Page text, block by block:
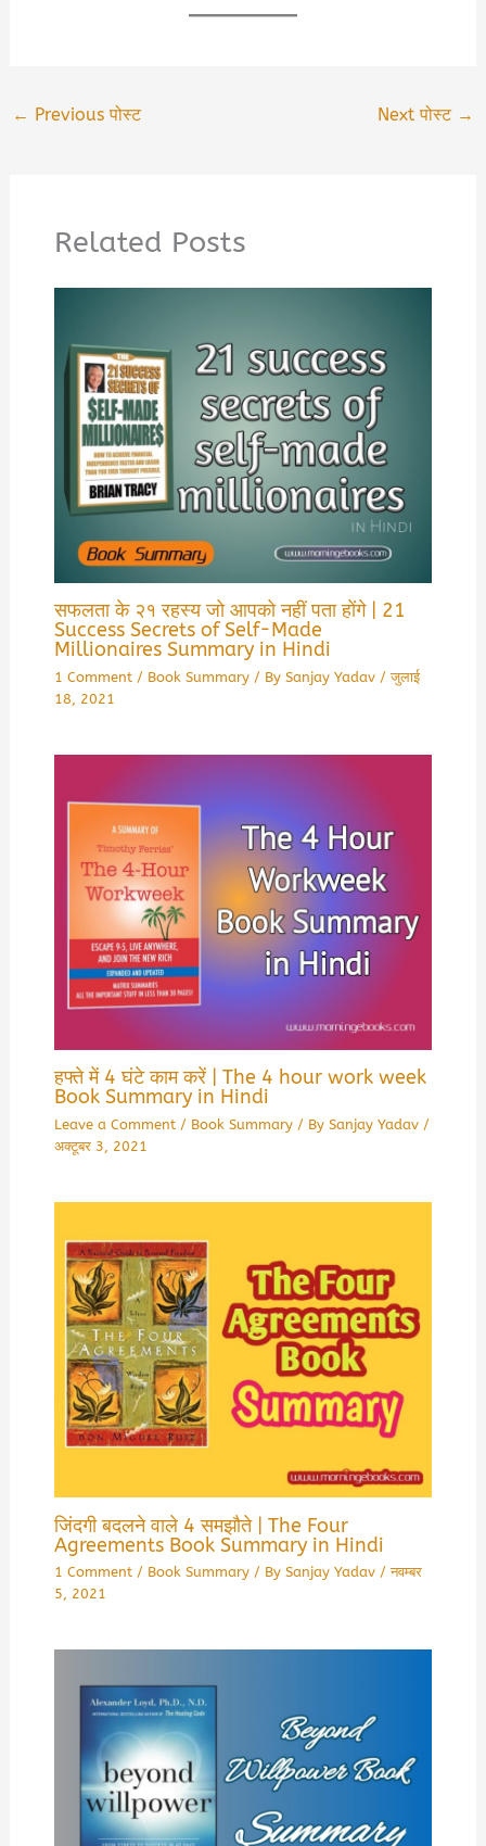
← Previous पोस्ट Next पोस्ट →
Related Posts
सफलता के २१ रहस्य जो आपको नहीं पता होंगे | 21
Success Secrets of Self-Made
Millionaires Summary in Hindi
1 Comment / Book Summary/ By Sanjay Yadav /जुलाई
18, 2021
हफ्ते में 4 घंटे काम करें | The 4 hour work week
Book Summary in Hindi
Leave a Comment / Book Summary/ By Sanjay Yadav /
अक्टूबर 3, 2021
जिंदगी बदलने वाले 4 समझौते | The Four
Agreements Book Summary in Hindi
1 Comment / Book Summary/ By Sanjay Yadav /नवम्बर
5, 2021